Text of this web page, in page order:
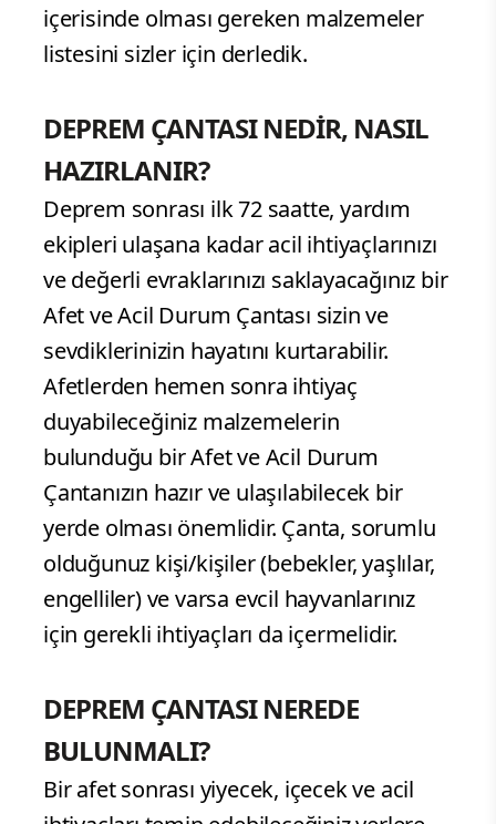
içerisinde olması gereken malzemeler
listesini sizler için derledik.
DEPREM ÇANTASI NEDİR, NASIL
HAZIRLANIR?
Deprem sonrası ilk 72 saatte, yardım
ekipleri ulaşana kadar acil ihtiyaçlarınızı
ve değerli evraklarınızı saklayacağınız bir
Afet ve Acil Durum Çantası sizin ve
sevdiklerinizin hayatını kurtarabilir.
Afetlerden hemen sonra ihtiyaç
duyabileceğiniz malzemelerin
bulunduğu bir Afet ve Acil Durum
Çantanızın hazır ve ulaşılabilecek bir
yerde olması önemlidir. Çanta, sorumlu
olduğunuz kişi/kişiler (bebekler, yaşlılar,
engelliler) ve varsa evcil hayvanlarınız
için gerekli ihtiyaçları da içermelidir.
DEPREM ÇANTASI NEREDE
BULUNMALI?
Bir afet sonrası yiyecek, içecek ve acil